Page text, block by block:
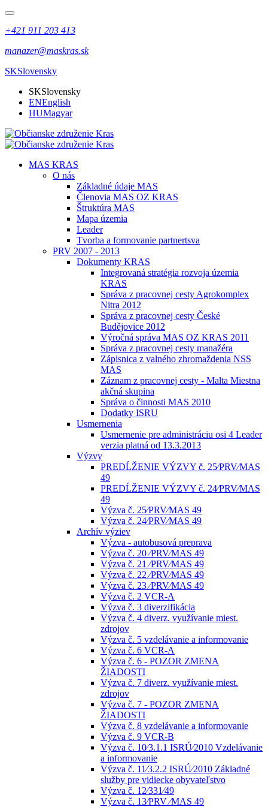
+421 911 203 413
manazer@maskras.sk
SKSlovensky
SKSlovensky
ENEnglish
HUMagyar
MAS KRAS
O nás
Základné údaje MAS
Členovia MAS OZ KRAS
Štruktúra MAS
Mapa územia
Leader
Tvorba a formovanie partnertsva
PRV 2007 - 2013
Dokumenty KRAS
Integrovaná stratégia rozvoja územia
KRAS
Správa z pracovnej cesty Agrokomplex
Nitra 2012
Správa z pracovnej cesty České
Budějovice 2012
Výročná správa MAS OZ KRAS 2011
Správa z pracovnej cesty manažéra
Zápisnica z valného zhromaždenia NSS
MAS
Záznam z pracovnej cesty - Malta Miestna
akčná skupina
Správa o činnosti MAS 2010
Dodatky ISRU
Usmernenia
Usmernenie pre administráciu osi 4 Leader
verzia platná od 13.3.2013
Výzvy
PREDĹŽENIE VÝZVY č. 25⁄PRV⁄MAS
49
PREDĹŽENIE VÝZVY č. 24⁄PRV⁄MAS
49
Výzva č. 25⁄PRV⁄MAS 49
Výzva č. 24⁄PRV⁄MAS 49
Archív výziev
Výzva - autobusová preprava
Výzva č. 20 ⁄PRV⁄MAS 49
Výzva č. 21 ⁄PRV⁄MAS 49
Výzva č. 22 ⁄PRV⁄MAS 49
Výzva č. 23 ⁄PRV⁄MAS 49
Výzva č. 2 VCR-A
Výzva č. 3 diverzifikácia
Výzva č. 4 diverz. využívanie miest.
zdrojov
Výzva č. 5 vzdelávanie a informovanie
Výzva č. 6 VCR-A
Výzva č. 6 - POZOR ZMENA
ŽIADOSTI
Výzva č. 7 diverz. využívanie miest.
zdrojov
Výzva č. 7 - POZOR ZMENA
ŽIADOSTI
Výzva č. 8 vzdelávanie a informovanie
Výzva č. 9 VCR-B
Výzva č. 10⁄3.1.1 ISRÚ⁄2010 Vzdelávanie
a informovanie
Výzva č. 11⁄3.2.2 ISRÚ⁄2010 Základné
služby pre vidiecke obyvateľstvo
Výzva č. 12⁄331⁄49
Výzva č. 13⁄PRV ⁄MAS 49